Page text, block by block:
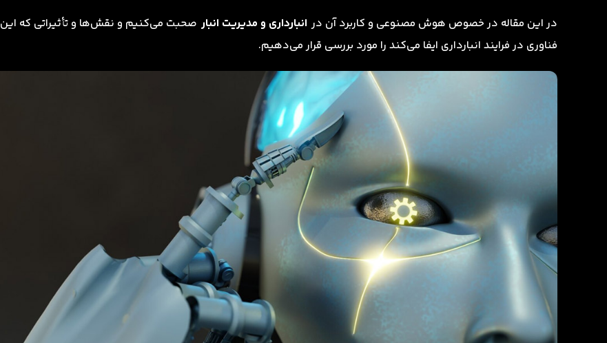
در این مقاله در خصوص هوش مصنوعی و کاربرد آن در انبارداری و مدیریت انبار صحبت می‌کنیم و نقش‌ها و تأثیراتی که این
فناوری در فرایند انبارداری ایفا می‌کند را مورد بررسی قرار می‌دهیم.